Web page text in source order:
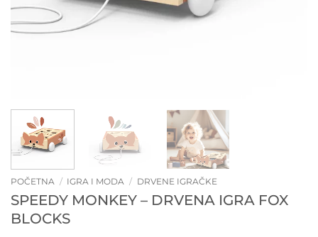
POČETNA / IGRA I MODA / DRVENE IGRAČKE
SPEEDY MONKEY – DRVENA IGRA FOX
BLOCKS